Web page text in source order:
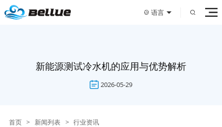
语言
新能源测试冷水机的应用与优势解析
2026-05-29
首页 > 新闻列表 > 行业资讯